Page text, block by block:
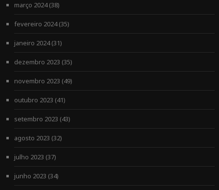
março 2024(38)
fevereiro 2024(35)
janeiro 2024(31)
dezembro 2023 (35)
novembro 2023 (49)
outubro 2023 (41)
setembro 2023 (43)
agosto 2023 (32)
julho 2023 (37)
junho 2023 (34)